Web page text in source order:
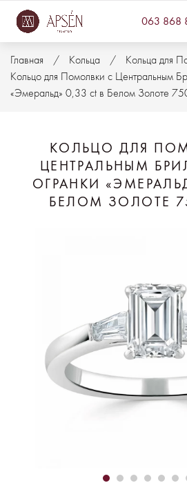
063 868
Главная Кольца
Кольца для
Кольцо для Помолвки с Центральным
«Эмеральд» 0,33 ct в Белом Золоте
КОЛЬЦО ДЛЯ
ЦЕНТРАЛЬНЫМ
ОГРАНКИ
БЕЛОМ ЗОЛОТЕ